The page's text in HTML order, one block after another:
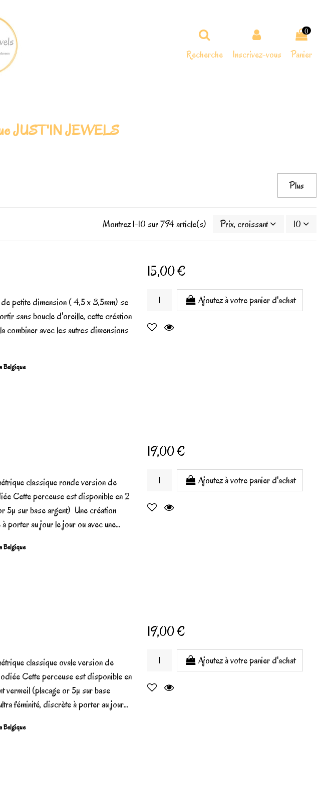
Recherche Inscrivez-vous
0
Panier
JUST'IN JEWELS
Plus
Montrez 1-10 sur 794 article(s) Prix, croissant 10
petite dimension ( 4,5 x 3,5mm) se
sans boucle d'oreille, cette création
combiner avec les autres dimensions
Belgique
15,00 €
Ajoutez à votre panier d'achat
classique ronde version de
Cette perceuse est disponible en 2
5µ sur base argent) Une création
porter au jour le jour ou avec une...
Belgique
19,00 €
Ajoutez à votre panier d'achat
classique ovale version de
Cette perceuse est disponible en
vermeil (placage or 5µ sur base
féminité, discrète à porter au jour...
Belgique
19,00 €
Ajoutez à votre panier d'achat